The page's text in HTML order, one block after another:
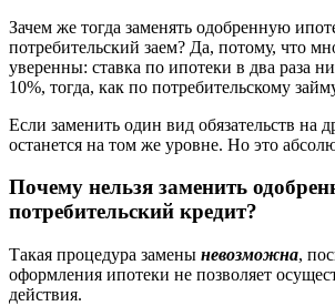
Зачем же тогда заменять одобренную
потребительский заем? Да, потому, что
уверенны: ставка по ипотеки в два раза
10%, тогда, как по потребительскому
Если заменить один вид обязательств на
останется на том же уровне. Но это
Почему нельзя заменить
потребительский кредит?
Такая процедура замены невозможна,
оформления ипотеки не позволяет
действия.